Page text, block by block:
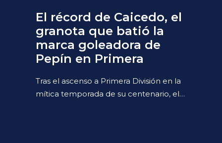
El récord de Caicedo, el
granota que batió la
marca goleadora de
Pepín en Primera
Tras el ascenso a Primera División en la
mítica temporada de su centenario, el…